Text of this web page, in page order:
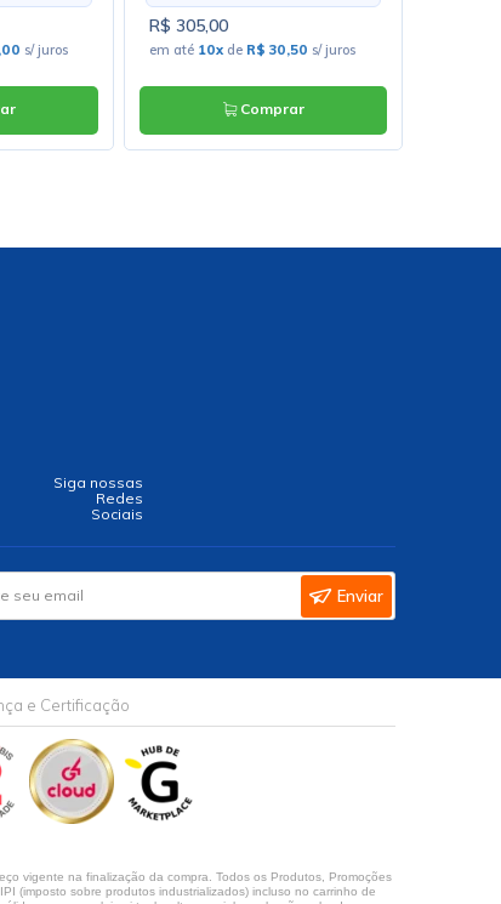
s/ juros
R$ 305,00
em até 10xde R$ 30,50 s/ juros
Comprar
Siga nossas
Redes
Sociais
Enviar
e Certificação
vigente na finalização da compra. Todos os Produtos, Promoções
(imposto sobre produtos industrializados) incluso no carrinho de